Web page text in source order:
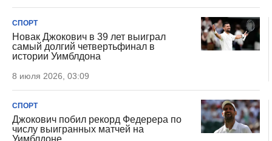
СПОРТ
Новак Джокович в 39 лет выиграл
самый долгий четвертьфинал в
истории Уимблдона
8 июля 2026, 03:09
СПОРТ
Джокович побил рекорд Федерера по
числу выигранных матчей на
Уимблдоне